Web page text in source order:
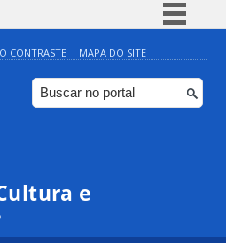
Simplifique!
Comunica BR
Participe
CONTRASTE MAPA DO SITE
e